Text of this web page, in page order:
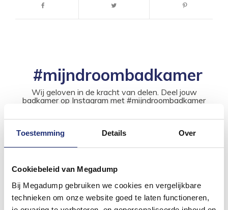
Toestemming Details Over
Cookiebeleid van Megadump
Bij Megadump gebruiken we cookies en vergelijkbare
technieken om onze website goed te laten functioneren,
#mijndroombadkamer
Wij geloven in de kracht van delen. Deel jouw
badkamer op Instagram met #mijndroombadkamer
inspirerende omgeving vol met unieke